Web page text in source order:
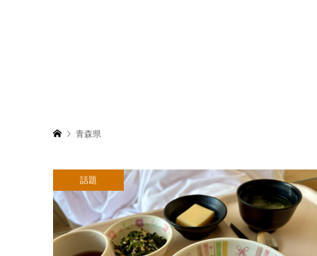
青森県
話題